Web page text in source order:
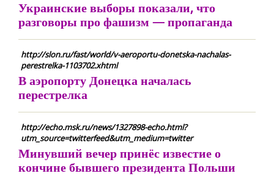
Украинские выборы показали, что
разговоры про фашизм — пропаганда
http://slon.ru/fast/world/v-aeroportu-donetska-nachalas-
perestrelka-1103702.xhtml
В аэропорту Донецка началась
перестрелка
http://echo.msk.ru/news/1327898-echo.html?
utm_source=twitterfeed&utm_medium=twitter
Минувший вечер принёс известие о
кончине бывшего президента Польши